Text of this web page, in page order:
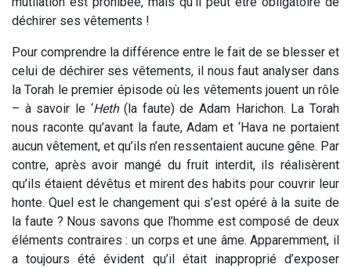
déchirer ses vêtements !
Pour comprendre la différence entre le fait de se blesser et
celui de déchirer ses vêtements, il nous faut analyser dans
la Torah le premier épisode où les vêtements jouent un rôle
– à savoir le ‘Heth(la faute) de Adam Harichon. La Torah
nous raconte qu’avant la faute, Adam et ‘Hava ne portaient
aucun vêtement, et qu’ils n’en ressentaient aucune gêne. Par
contre, après avoir mangé du fruit interdit, ils réalisèrent
qu’ils étaient dévêtus et mirent des habits pour couvrir leur
honte. Quel est le changement qui s’est opéré à la suite de
la faute ? Nous savons que l’homme est composé de deux
éléments contraires : un corps et une âme. Apparemment, il
a toujours été évident qu’il était inapproprié d’exposer